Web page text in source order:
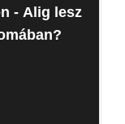
- Alig lesz